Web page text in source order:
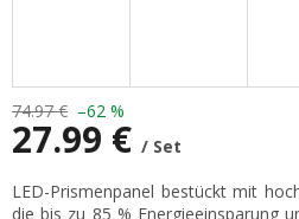
74.97 € –62 %
27.99 € / Set
LED-Prismenpanel bestückt mit
die bis zu 85 % Energieeinsparung